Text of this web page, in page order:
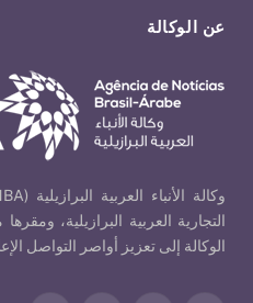
عن الوكالة
التجارية العربية البرازيلية،
الوكالة إلى تعزيز أواصر التواصل